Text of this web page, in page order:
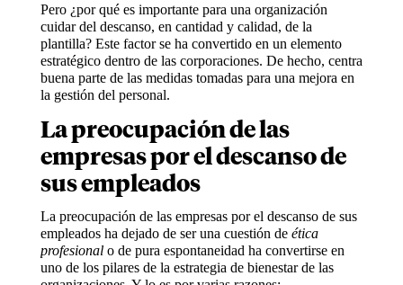
Pero ¿por qué es importante para una organización
cuidar del descanso, en cantidad y calidad, de la
plantilla? Este factor se ha convertido en un elemento
estratégico dentro de las corporaciones. De hecho, centra
buena parte de las medidas tomadas para una mejora en
la gestión del personal.
La preocupación de las
empresas por el descanso de
sus empleados
La preocupación de las empresas por el descanso de sus
empleados ha dejado de ser una cuestión de ética
profesionalo de pura espontaneidad ha convertirse en
uno de los pilares de la estrategia de bienestar de las